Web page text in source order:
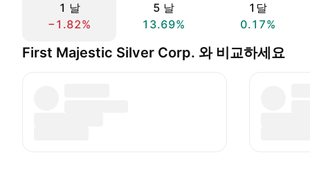
1 날
−1.82%
5 날
13.69%
1달
0.17%
First Majestic Silver Corp. 와 비교하세요